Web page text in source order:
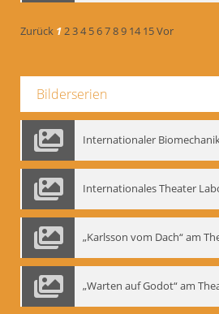
Zurück 1234 56789 14 15Vor
Bilderserien